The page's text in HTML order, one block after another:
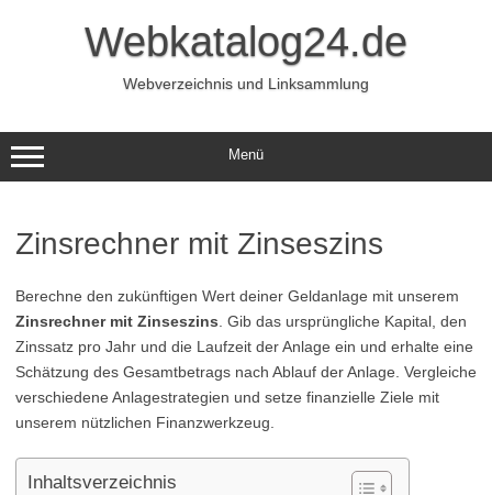
Webkatalog24.de
Webverzeichnis und Linksammlung
Menü
Zinsrechner mit Zinseszins
Berechne den zukünftigen Wert deiner Geldanlage mit unserem
Zinsrechner mit Zinseszins . Gib das ursprüngliche Kapital, den
Zinssatz pro Jahr und die Laufzeit der Anlage ein und erhalte eine
Schätzung des Gesamtbetrags nach Ablauf der Anlage. Vergleiche
verschiedene Anlagestrategien und setze finanzielle Ziele mit
unserem nützlichen Finanzwerkzeug.
Inhaltsverzeichnis